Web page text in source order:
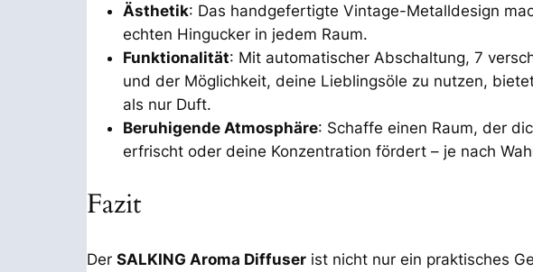
Ästhetik: Das handgefertigte Vintage-Metalldesign
echten Hingucker in jedem Raum.
Funktionalität: Mit automatischer Abschaltung, 7
und der Möglichkeit, deine Lieblingsöle zu nutzen,
als nur Duft.
Beruhigende Atmosphäre: Schaffe einen Raum, der
erfrischt oder deine Konzentration fördert – je nach
Fazit
Der SALKING Aroma Diffuser ist nicht nur ein praktisches